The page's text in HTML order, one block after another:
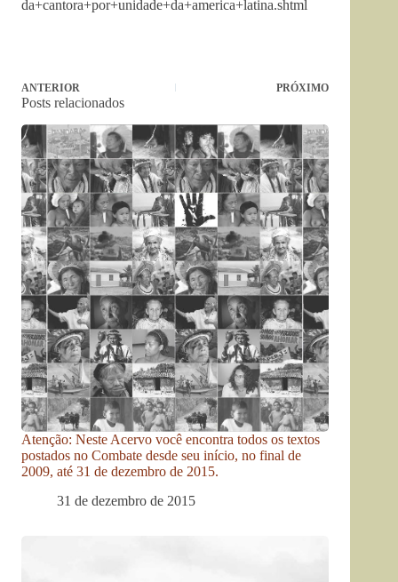
da+cantora+por+unidade+da+america+latina.shtml
ANTERIOR PRÓXIMO
Posts relacionados
Atenção: Neste Acervo você encontra todos os textos
postados no Combate desde seu início, no final de
2009, até 31 de dezembro de 2015.
31 de dezembro de 2015